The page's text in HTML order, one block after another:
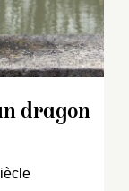
dragon